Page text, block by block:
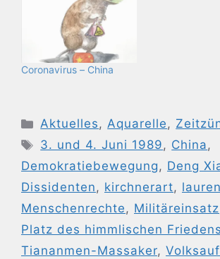
Coronavirus – China
Kategorien
Aktuelles,Aquarelle,
Schlagwörter
3. und 4. Juni 1989, China,
Demokratiebewegung, Deng
Dissidenten, kirchnerart,
Menschenrechte, Militäreinsatz
Platz des himmlischen Friedens
Tiananmen-Massaker,